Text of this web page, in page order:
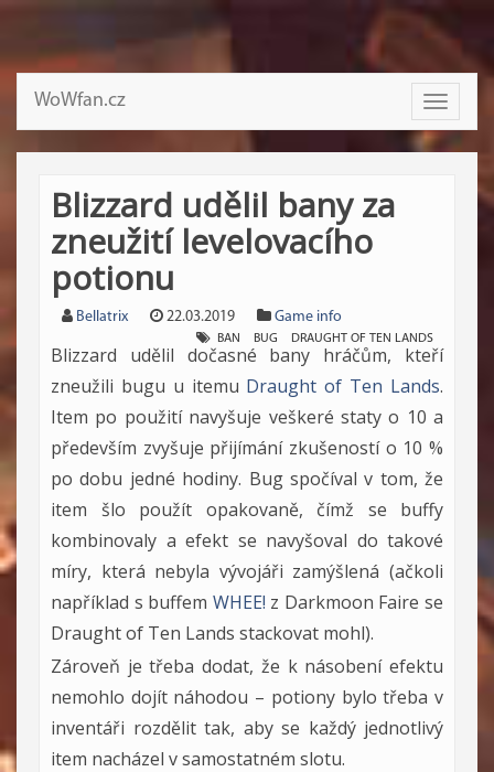
Toggle
WoWfan.cz
Blizzard udělil bany za
zneužití levelovacího
potionu
Bellatrix 22.03.2019 Game info
BAN BUG DRAUGHT OF TEN LANDS
Blizzard udělil dočasné bany hráčům, kteří
zneužili bugu u itemu Draught of Ten Lands.
Item po použití navyšuje veškeré staty o 10 a
především zvyšuje přijímání zkušeností o 10 %
po dobu jedné hodiny. Bug spočíval v tom, že
item šlo použít opakovaně, čímž se buffy
kombinovaly a efekt se navyšoval do takové
míry, která nebyla vývojáři zamýšlená (ačkoli
například s buffem WHEE! z Darkmoon Faire se
Draught of Ten Lands stackovat mohl).
Zároveň je třeba dodat, že k násobení efektu
nemohlo dojít náhodou – potiony bylo třeba v
inventáři rozdělit tak, aby se každý jednotlivý
item nacházel v samostatném slotu.